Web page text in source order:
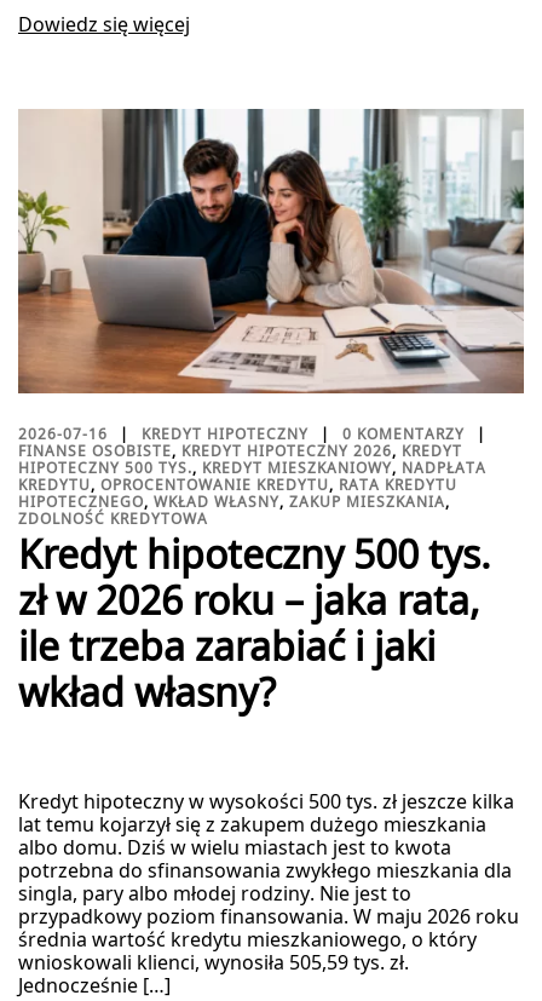
Dowiedz się więcej
2026-07-16 KREDYT HIPOTECZNY
0 KOMENTARZY
FINANSE OSOBISTE, KREDYT HIPOTECZNY 2026, KREDYT
HIPOTECZNY 500 TYS., KREDYT MIESZKANIOWY, NADPŁATA
KREDYTU, OPROCENTOWANIE KREDYTU, RATA KREDYTU
HIPOTECZNEGO, WKŁAD WŁASNY, ZAKUP MIESZKANIA,
ZDOLNOŚĆ KREDYTOWA
Kredyt hipoteczny 500 tys.
zł w 2026 roku – jaka rata,
ile trzeba zarabiać i jaki
wkład własny?
Kredyt hipoteczny w wysokości 500 tys. zł jeszcze kilka
lat temu kojarzył się z zakupem dużego mieszkania
albo domu. Dziś w wielu miastach jest to kwota
potrzebna do sfinansowania zwykłego mieszkania dla
singla, pary albo młodej rodziny. Nie jest to
przypadkowy poziom finansowania. W maju 2026 roku
średnia wartość kredytu mieszkaniowego, o który
wnioskowali klienci, wynosiła 505,59 tys. zł.
Jednocześnie […]